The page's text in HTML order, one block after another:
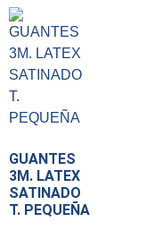
GUANTES
3M. LATEX
SATINADO
T. PEQUEÑA